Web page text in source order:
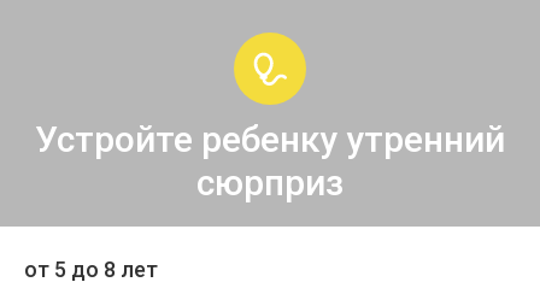
Устройте ребенку утренний
сюрприз
от 5 до 8 лет